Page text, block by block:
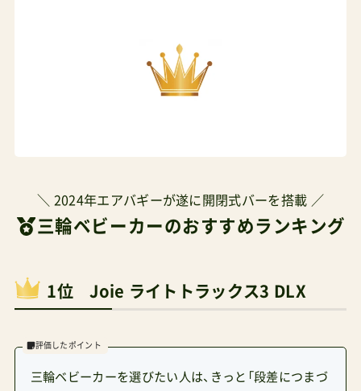
＼ 2024年エアバギーが遂に開閉式バーを搭載 ／
三輪ベビーカーのおすすめランキング
1位 Joie ライトトラックス3 DLX
評価したポイント
三輪ベビーカーを選びたい人は、きっと「段差につまづ